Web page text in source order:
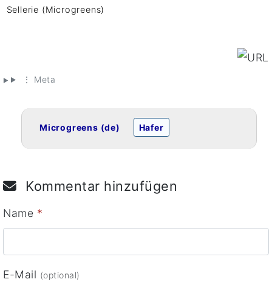
Sellerie (Microgreens)
⋮ Meta
Microgreens (de) Hafer
Kommentar hinzufügen
Name *
E-Mail (optional)